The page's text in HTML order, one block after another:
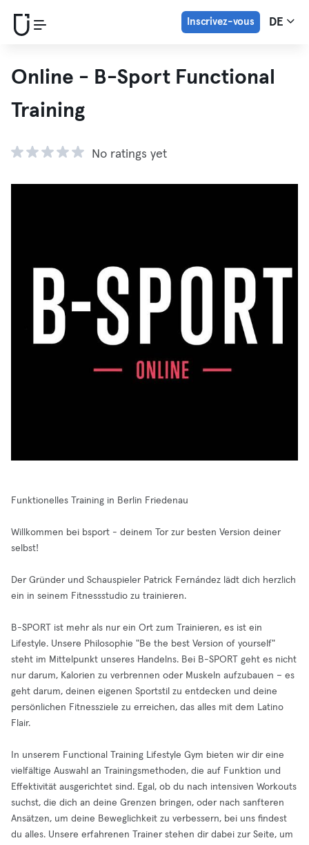
Inscrivez-vous DE
Online - B-Sport Functional
Training
No ratings yet
Funktionelles Training in Berlin Friedenau
Willkommen bei bsport - deinem Tor zur besten Version deiner
selbst!
Der Gründer und Schauspieler Patrick Fernández lädt dich herzlich
ein in seinem Fitnessstudio zu trainieren.
B-SPORT ist mehr als nur ein Ort zum Trainieren, es ist ein
Lifestyle. Unsere Philosophie "Be the best Version of yourself"
steht im Mittelpunkt unseres Handelns. Bei B-SPORT geht es nicht
nur darum, Kalorien zu verbrennen oder Muskeln aufzubauen – es
geht darum, deinen eigenen Sportstil zu entdecken und deine
persönlichen Fitnessziele zu erreichen, das alles mit dem Latino
Flair.
In unserem Functional Training Lifestyle Gym bieten wir dir eine
vielfältige Auswahl an Trainingsmethoden, die auf Funktion und
Effektivität ausgerichtet sind. Egal, ob du nach intensiven Workouts
suchst, die dich an deine Grenzen bringen, oder nach sanfteren
Ansätzen, um deine Beweglichkeit zu verbessern, bei uns findest
du alles. Unsere erfahrenen Trainer stehen dir dabei zur Seite, um